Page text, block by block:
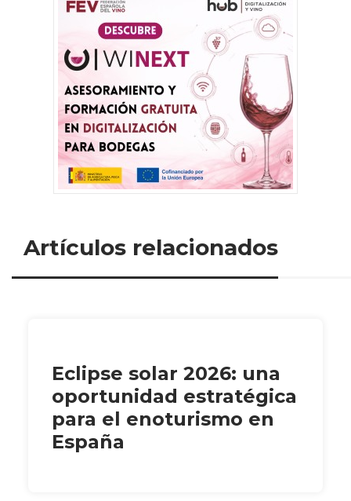
Artículos relacionados
Eclipse solar 2026: una
oportunidad estratégica
para el enoturismo en
España